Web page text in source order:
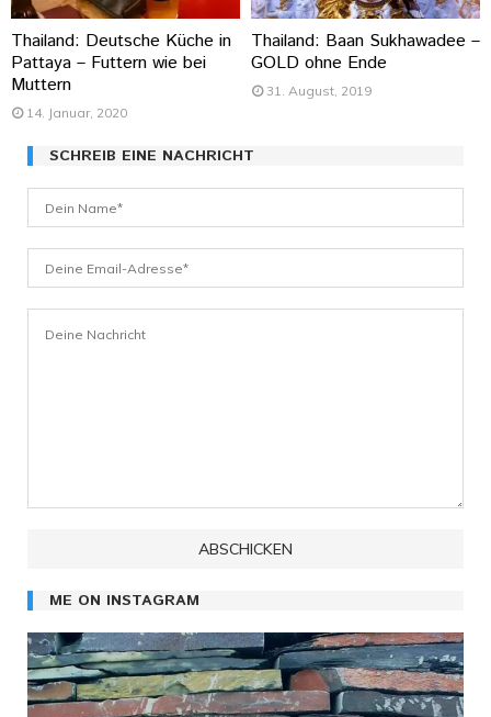
Thailand: Deutsche Küche in
Pattaya – Futtern wie bei
Muttern
14. Januar, 2020
Thailand: Baan Sukhawadee –
GOLD ohne Ende
31. August, 2019
SCHREIB EINE NACHRICHT
ME ON INSTAGRAM